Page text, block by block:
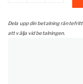
grå
mängd
Dela upp din betalning
att välja vid betalningen.